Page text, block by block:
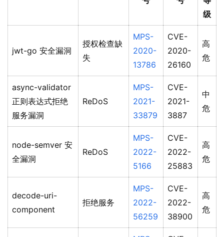
级
jwt-go 安全漏洞
授权检查缺
失
MPS-
2020-
13786
CVE-
2020-
26160
高
危
async-validator
正则表达式拒绝
服务漏洞
ReDoS
MPS-
2021-
33879
CVE-
2021-
3887
中
危
node-semver 安
全漏洞
ReDoS
MPS-
2022-
5166
CVE-
2022-
25883
高
危
decode-uri-
component
拒绝服务
MPS-
2022-
56259
CVE-
2022-
38900
高
危